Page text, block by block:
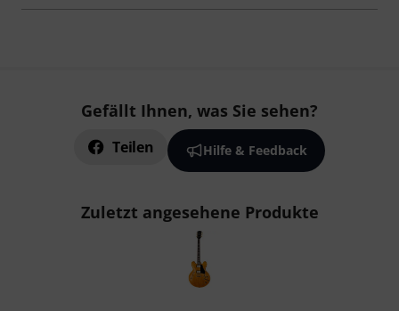
Gefällt Ihnen, was Sie sehen?
Teilen Hilfe & Feedback
Zuletzt angesehene Produkte